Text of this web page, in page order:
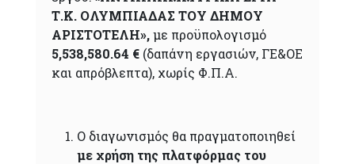
Τ.Κ. ΟΛΥΜΠΙΑΔΑΣ ΤΟΥ ΔΗΜΟΥ
ΑΡΙΣΤΟΤΕΛΗ»,με προϋπολογισμό
5,538,580.64 € (δαπάνη εργασιών, ΓΕ&ΟΕ
και απρόβλεπτα), χωρίς Φ.Π.Α.
Ο διαγωνισμός θα πραγματοποιηθεί
με χρήση της πλατφόρμας του